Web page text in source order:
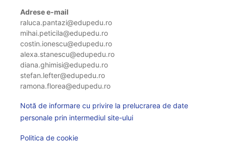
Adrese e-mail
raluca.pantazi@edupedu.ro
mihai.peticila@edupedu.ro
costin.ionescu@edupedu.ro
alexa.stanescu@edupedu.ro
diana.ghimisi@edupedu.ro
stefan.lefter@edupedu.ro
ramona.florea@edupedu.ro
Notă de informare cu privire la prelucrarea de date
personale prin intermediul site-ului
Politica de cookie